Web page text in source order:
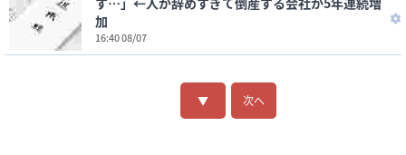
加
16:40 08/07
▼ 次へ